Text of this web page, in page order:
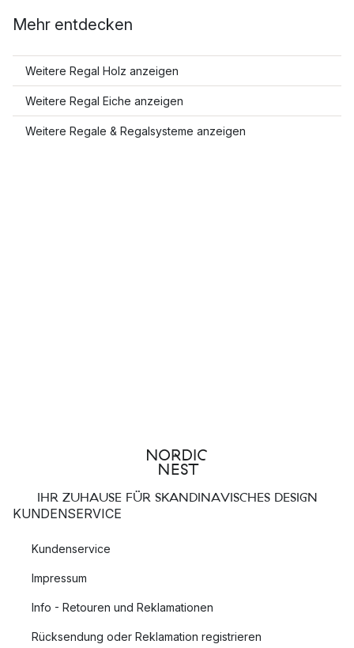
Mehr entdecken
Weitere Regal Holz anzeigen
Weitere Regal Eiche anzeigen
Weitere Regale & Regalsysteme anzeigen
IHR ZUHAUSE FÜR SKANDINAVISCHES DESIGN
KUNDENSERVICE
Kundenservice
Impressum
Info - Retouren und Reklamationen
Rücksendung oder Reklamation registrieren